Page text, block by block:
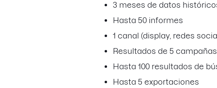
3 meses de datos
Hasta 50 informes
1 canal (display, redes
Resultados de 5 campañas
Hasta 100 resultados de
Hasta 5 exportaciones